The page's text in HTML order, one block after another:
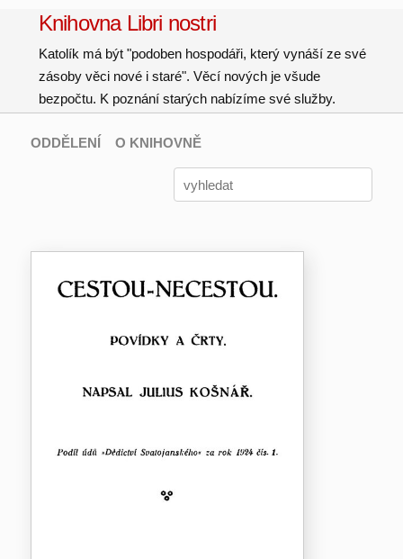
Knihovna Libri nostri
Katolík má být "podoben hospodáři, který vynáší ze své
zásoby věci nové i staré". Věcí nových je všude
bezpočtu. K poznání starých nabízíme své služby.
ODDĚLENÍ O KNIHOVNĚ